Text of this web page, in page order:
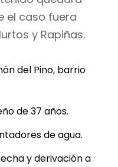
el caso fuera
y Rapiñas.
del Pino, barrio
de 37 años.
de agua.
y derivación a